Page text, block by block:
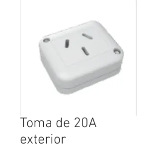
Toma de 20A
exterior